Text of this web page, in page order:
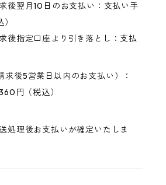
後翌月10日のお支払い：支払い手
後指定口座より引き落とし：支払
求後5営業日以内のお支払い）：
円（税込）
処理後お支払いが確定いたしま